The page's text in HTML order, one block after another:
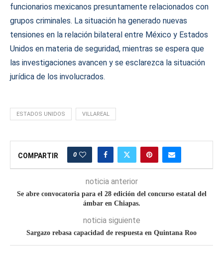
funcionarios mexicanos presuntamente relacionados con
grupos criminales. La situación ha generado nuevas
tensiones en la relación bilateral entre México y Estados
Unidos en materia de seguridad, mientras se espera que
las investigaciones avancen y se esclarezca la situación
jurídica de los involucrados.
ESTADOS UNIDOS VILLAREAL
COMPARTIR 0
noticia anterior
Se abre convocatoria para el 28 edición del concurso estatal del
ámbar en Chiapas.
noticia siguiente
Sargazo rebasa capacidad de respuesta en Quintana Roo